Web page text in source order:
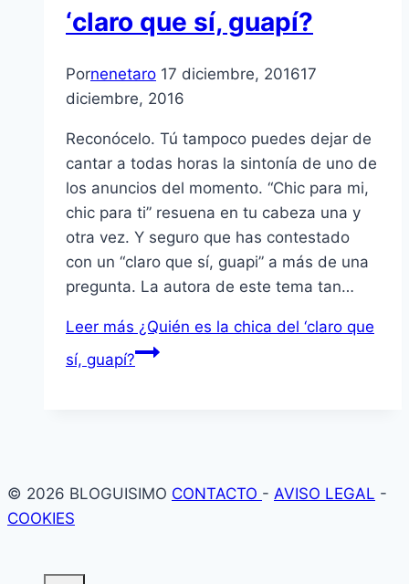
‘claro que sí, guapí?
Pornenetaro 17 diciembre, 201617
diciembre, 2016
Reconócelo. Tú tampoco puedes dejar de
cantar a todas horas la sintonía de uno de
los anuncios del momento. “Chic para mi,
chic para ti” resuena en tu cabeza una y
otra vez. Y seguro que has contestado
con un “claro que sí, guapi” a más de una
pregunta. La autora de este tema tan…
Leer más ¿Quién es la chica del ‘claro que
sí, guapí?
© 2026 BLOGUISIMO CONTACTO - AVISO LEGAL -
COOKIES